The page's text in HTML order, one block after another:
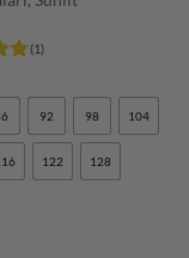
5
/ 5
(1)
92 98 104
122 128